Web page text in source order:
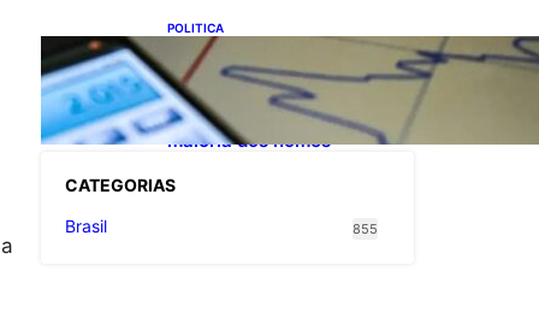
POLITICA
TCU lista mais de 6 mil
responsáveis com contas
irregulares; Nordeste e
Sudeste concentram
maioria dos nomes
CATEGORIAS
Brasil
855